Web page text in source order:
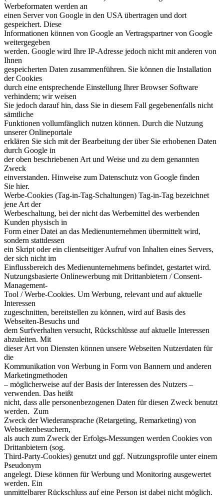
Werbeformaten werden an
einen Server von Google in den USA übertragen und dort
gespeichert. Diese
Informationen können von Google an Vertragspartner von Google
weitergegeben
werden. Google wird Ihre IP-Adresse jedoch nicht mit anderen von
Ihnen
gespeicherten Daten zusammenführen. Sie können die Installation
der Cookies
durch eine entsprechende Einstellung Ihrer Browser Software
verhindern; wir weisen
Sie jedoch darauf hin, dass Sie in diesem Fall gegebenenfalls nicht
sämtliche
Funktionen vollumfänglich nutzen können. Durch die Nutzung
unserer Onlineportale
erklären Sie sich mit der Bearbeitung der über Sie erhobenen Daten
durch Google in
der oben beschriebenen Art und Weise und zu dem genannten
Zweck
einverstanden. Hinweise zum Datenschutz von Google finden
Sie hier.
Werbe-Cookies (Tag-in-Tag-Schaltungen) Tag-in-Tag bezeichnet
jene Art der
Werbeschaltung, bei der nicht das Werbemittel des werbenden
Kunden physisch in
Form einer Datei an das Medienunternehmen übermittelt wird,
sondern stattdessen
ein Skript oder ein clientseitiger Aufruf von Inhalten eines Servers,
der sich nicht im
Einflussbereich des Medienunternehmens befindet, gestartet wird.
Nutzungsbasierte Onlinewerbung mit Drittanbietern / Consent-
Management-
Tool / Werbe-Cookies. Um Werbung, relevant und auf aktuelle
Interessen
zugeschnitten, bereitstellen zu können, wird auf Basis des
Webseiten-Besuchs und
dem Surfverhalten versucht, Rückschlüsse auf aktuelle Interessen
abzuleiten. Mit
dieser Art von Diensten können unsere Webseiten Nutzerdaten für
die
Kommunikation von Werbung in Form von Bannern und anderen
Marketingmethoden
– möglicherweise auf der Basis der Interessen des Nutzers –
verwenden. Das heißt
nicht, dass alle personenbezogenen Daten für diesen Zweck benutzt
werden. Zum
Zweck der Wiederansprache (Retargeting, Remarketing) von
Webseitenbesuchern,
als auch zum Zweck der Erfolgs-Messungen werden Cookies von
Drittanbietern (sog.
Third-Party-Cookies) genutzt und ggf. Nutzungsprofile unter einem
Pseudonym
angelegt. Diese können für Werbung und Monitoring ausgewertet
werden. Ein
unmittelbarer Rückschluss auf eine Person ist dabei nicht möglich.